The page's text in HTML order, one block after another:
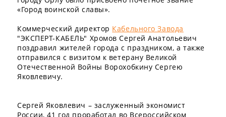
«Город воинской славы».
Коммерческий директор Кабельного Завода
"ЭКСПЕРТ-КАБЕЛЬ" Хромов Сергей Анатольевич
поздравил жителей города с праздником, а также
отправился с визитом к ветерану Великой
Отечественной Войны Ворохобкину Сергею
Яковлевичу.
Сергей Яковлевич – заслуженный экономист
России, 41 год проработал во Всероссийском